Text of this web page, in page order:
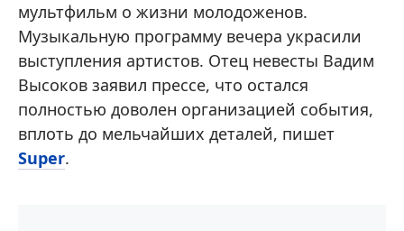
мультфильм о жизни молодоженов.
Музыкальную программу вечера украсили
выступления артистов. Отец невесты Вадим
Высоков заявил прессе, что остался
полностью доволен организацией события,
вплоть до мельчайших деталей, пишет
Super.